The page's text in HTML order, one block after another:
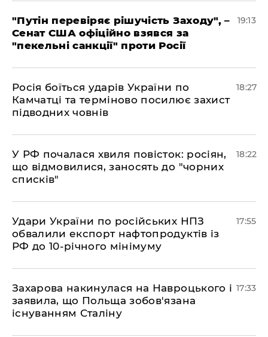
​"Путін перевіряє рішучість Заходу", –
Сенат США офіційно взявся за
"пекельні санкції" проти Росії
19:13
​Росія боїться ударів України по
Камчатці та терміново посилює захист
підводних човнів
18:27
​У РФ почалася хвиля повісток: росіян,
що відмовилися, заносять до "чорних
списків"
18:22
​Удари України по російських НПЗ
обвалили експорт нафтопродуктів із
РФ до 10-річного мінімуму
17:55
​Захарова накинулася на Навроцького і
заявила, що Польща зобов'язана
існуванням Сталіну
17:33